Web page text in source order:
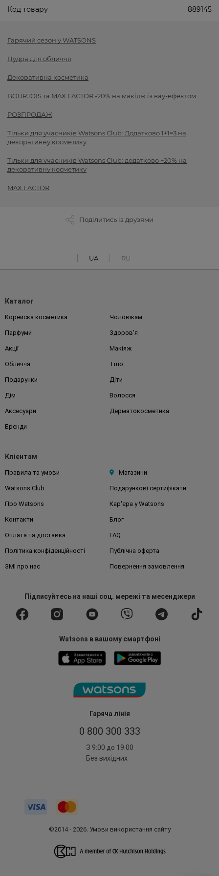
Код товару 889145
Гарячий сезон у WATSONS
Пудра для обличчя
Декоративна косметика
BOURJOIS та MAX FACTOR -20% на макіяж із вау-ефектом
РОЗПРОДАЖ
Тільки для учасників Watsons Club: Додатково 1+1=3 на
декоративну косметику
Тільки для учасників Watsons Club: додатково −20% на
декоративну косметику
MAX FACTOR
Поділитись із друзями
UA RU
Гаряча лінія
0 800 300 333
З 9:00 до 19:00
Без вихідних
Каталог
Корейска косметика Чоловікам
Парфуми Здоров'я
Акції Макіяж
Обличчя Тіло
Подарунки Діти
Дім Волосся
Аксесуари Дерматокосметика
Бренди
Клієнтам
Правила та умови Магазини
Watsons Club Подарункові сертифікати
Про Watsons Кар'єра у Watsons
Контакти Блог
Оплата та доставка FAQ
Політика конфіденційності Публічна оферта
ЗМІ про нас Повернення замовлення
Підписуйтесьна наші соц. мережі та месенджери
Watsons в вашому смартфоні
©2014 - 2026. Умови використання сайту